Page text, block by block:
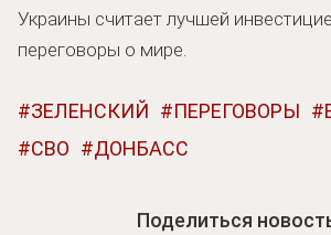
Украины считает лучшей
переговоры о мире.
ЗЕЛЕНСКИЙ ПЕРЕГОВОРЫ
СВО
ДОНБАСС
Поделиться